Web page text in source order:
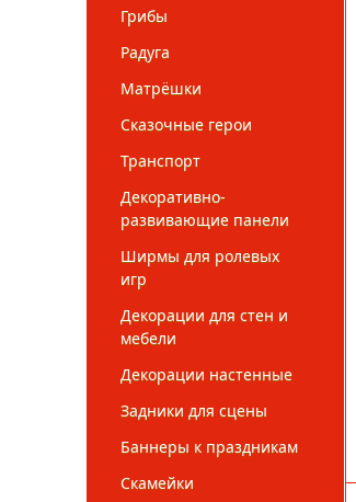
Грибы
Радуга
Матрёшки
Сказочные герои
Транспорт
Декоративно-
развивающие панели
Ширмы для ролевых
игр
Декорации для стен и
мебели
Декорации настенные
Задники для сцены
Баннеры к праздникам
Скамейки